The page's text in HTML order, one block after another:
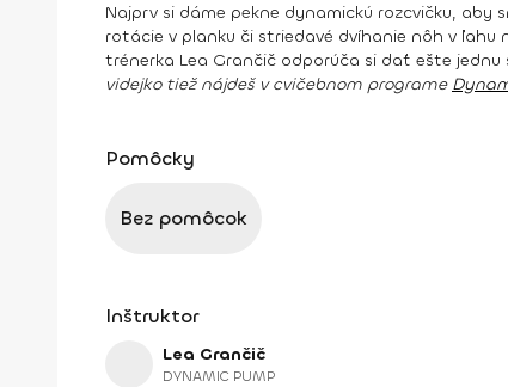
Najprv si dáme pekne dynamickú rozcvičku, aby
rotácie v planku či striedavé dvíhanie nôh v
trénerka Lea Grančič odporúča si dať ešte
videjko tiež nájdeš v cvičebnom programe
Pomôcky
Bez pomôcok
Inštruktor
Lea Grančič
DYNAMIC PUMP